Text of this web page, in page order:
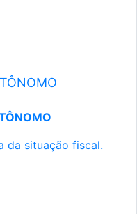
da situação fiscal.